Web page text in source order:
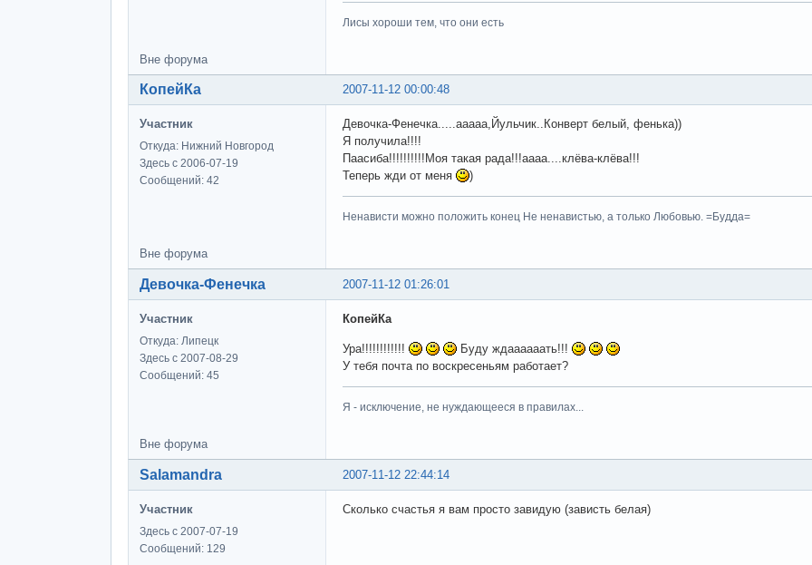
Лисы хороши тем, что они есть
Вне форума
2007-11-12 00:00:48
КопейКа
Участник
Откуда: Нижний Новгород
Здесь с 2006-07-19
Сообщений: 42
Девочка-Фенечка.....ааааа,Йульчик..Конверт белый, фенька))
Я получила!!!!
Паасиба!!!!!!!!!!Моя такая рада!!!аааа....клёва-клёва!!!
Теперь жди от меня
)
Ненависти можно положить конец Не ненавистью, а только Любовью. =Будда=
Вне форума
2007-11-12 01:26:01
Девочка-Фенечка
Участник
Откуда: Липецк
Здесь с 2007-08-29
Сообщений: 45
КопейКа
Ура!!!!!!!!!!!!
Буду ждаааааать!!!
У тебя почта по воскресеньям работает?
Я - исключение, не нуждающееся в правилах...
Вне форума
2007-11-12 22:44:14
Salamandra
Участник
Здесь с 2007-07-19
Сообщений: 129
Сколько счастья я вам просто завидую (зависть белая)